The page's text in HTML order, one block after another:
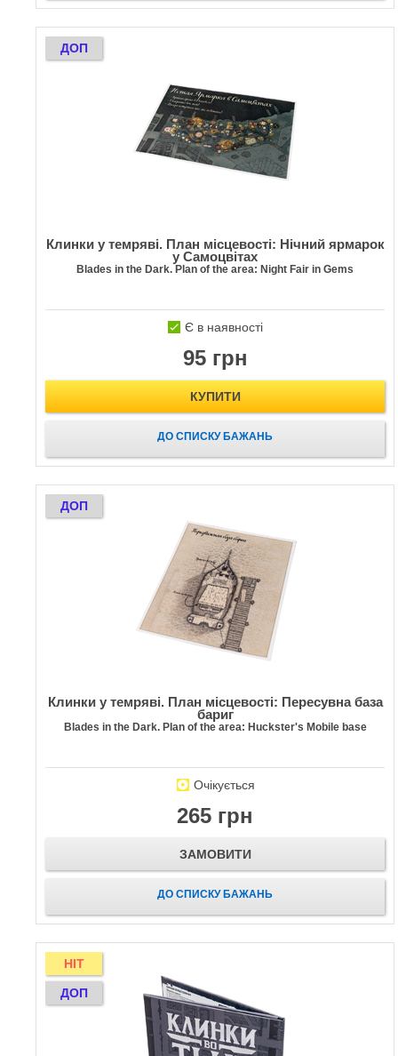
ДОП
Клинки у темряві. План місцевості: Нічний ярмарок
у Самоцвітах
Blades in the Dark. Plan of the area: Night Fair in Gems
Є в наявності
95 грн
КУПИТИ
ДО СПИСКУ БАЖАНЬ
ДОП
Клинки у темряві. План місцевості: Пересувна база
бариг
Blades in the Dark. Plan of the area: Huckster's Mobile base
Очікується
265 грн
ЗАМОВИТИ
ДО СПИСКУ БАЖАНЬ
HIT
ДОП